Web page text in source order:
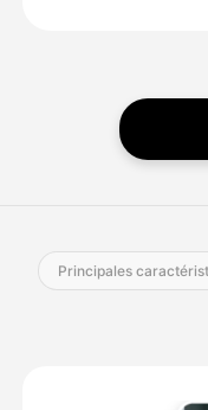
Principales